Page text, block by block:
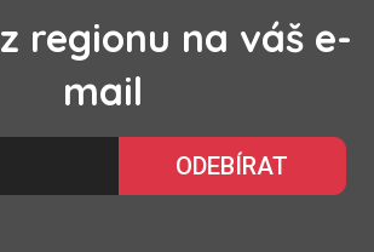
regionu na váš e-
mail
ODEBÍRAT